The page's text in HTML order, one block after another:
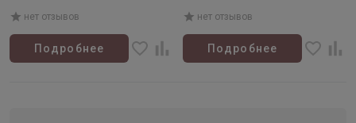
нет отзывов
Подробнее
нет отзывов
Подробнее